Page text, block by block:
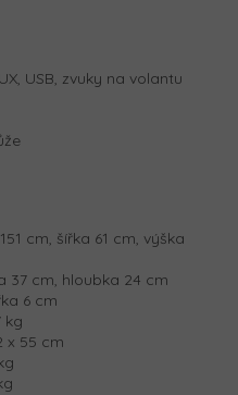
USB, zvuky na volantu
151 cm, šířka 61 cm, výška
37 cm, hloubka 24 cm
6 cm
kg
x 55 cm